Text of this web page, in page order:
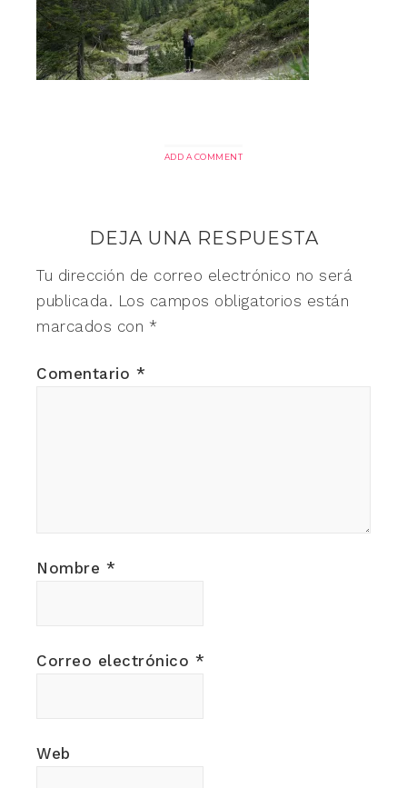
ADD A COMMENT
DEJA UNA RESPUESTA
Tu dirección de correo electrónico no será
publicada. Los campos obligatorios están
marcados con *
Comentario *
Nombre *
Correo electrónico *
Web